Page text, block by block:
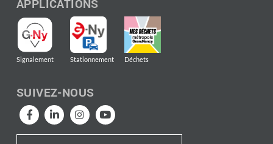
APPLICATIONS
Signalement Stationnement Déchets
SUIVEZ-NOUS